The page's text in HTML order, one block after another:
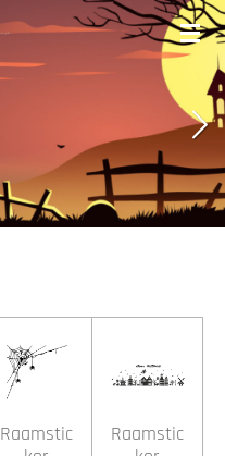
Raamstic
Raamstic